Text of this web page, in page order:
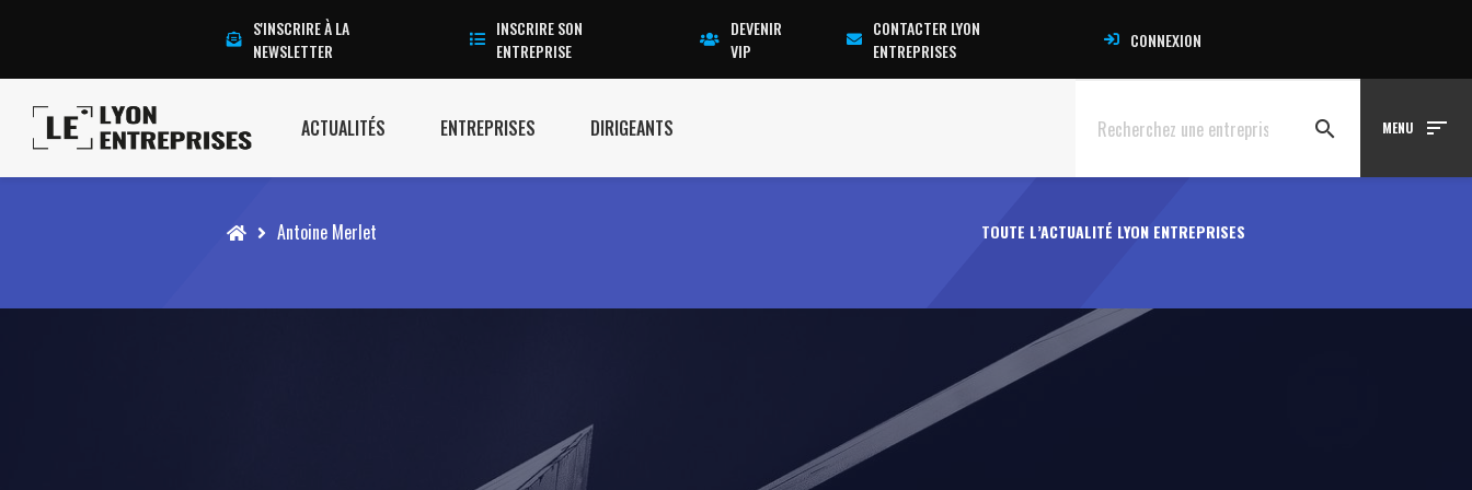
S'INSCRIRE À LA
NEWSLETTER
INSCRIRE SON
ENTREPRISE
DEVENIR
VIP
CONTACTER LYON
ENTREPRISES
CONNEXION
ACTUALITÉS ENTREPRISES DIRIGEANTS search MENU sort
Accueil Antoine Merlet TOUTE L’ACTUALITÉ LYON ENTREPRISES